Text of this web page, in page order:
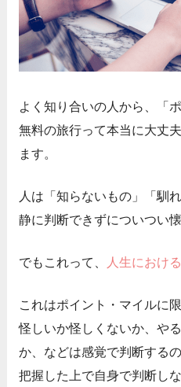
よく知り合いの人から、「
無料の旅行って本当に大丈
ます。
人は「知らないもの」「馴
静に判断できずについつい
でもこれって、 人生におけ
これはポイント・マイルに
怪しいか怪しくないか、や
か、などは感覚で判断する
把握した上で自身で判断し